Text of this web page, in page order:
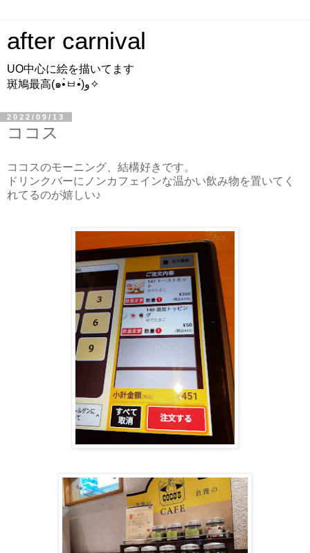
after carnival
UO中心に絵を描いてます
斑鳩最高(๑•̀ㅂ•́)و✧
2022/09/13
ココス
ココスのモーニング、結構好きです。
ドリンクバーにノンカフェインな温かい飲み物を置いてく
れてるのが嬉しい♪